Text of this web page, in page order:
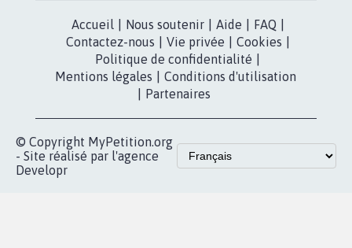
Accueil Nous soutenir Aide FAQ
Contactez-nous
Vie privée Cookies
Politique de confidentialité
Mentions légales
Conditions d'utilisation
Partenaires
© Copyright MyPetition.org
- Site réalisé par l'agence
Developr